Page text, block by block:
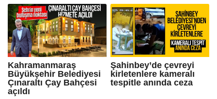
Kahramanmaraş
Büyükşehir Belediyesi
Çınaraltı Çay Bahçesi
açıldı
Şahinbey’de çevreyi
kirletenlere kameralı
tespitle anında ceza